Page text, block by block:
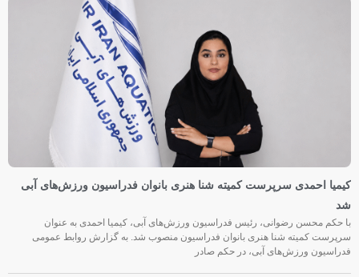
کیمیا احمدی سرپرست کمیته شنا هنری بانوان فدراسیون ورزش‌های آبی
شد
با حکم محسن رضوانی، رئیس فدراسیون ورزش‌های آبی، کیمیا احمدی به عنوان
سرپرست کمیته شنا هنری بانوان فدراسیون منصوب شد. به گزارش روابط عمومی
فدراسیون ورزش‌های آبی، در حکم صادر